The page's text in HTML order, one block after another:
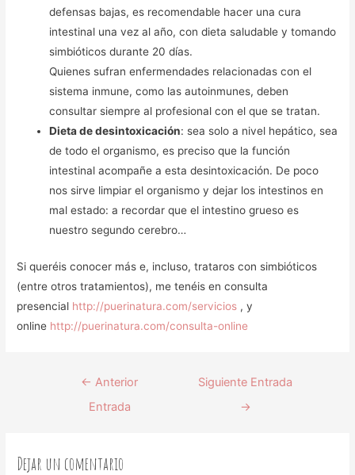
defensas bajas, es recomendable hacer una cura
intestinal una vez al año, con dieta saludable y tomando
simbióticos durante 20 días.
Quienes sufran enfermendades relacionadas con el
sistema inmune, como las autoinmunes, deben
consultar siempre al profesional con el que se tratan.
Dieta de desintoxicación: sea solo a nivel hepático, sea
de todo el organismo, es preciso que la función
intestinal acompañe a esta desintoxicación. De poco
nos sirve limpiar el organismo y dejar los intestinos en
mal estado: a recordar que el intestino grueso es
nuestro segundo cerebro…
Si queréis conocer más e, incluso, trataros con simbióticos
(entre otros tratamientos), me tenéis en consulta
presencial http://puerinatura.com/servicios , y
online http://puerinatura.com/consulta-online
← Anterior
Entrada
Siguiente Entrada
→
Dejar un comentario